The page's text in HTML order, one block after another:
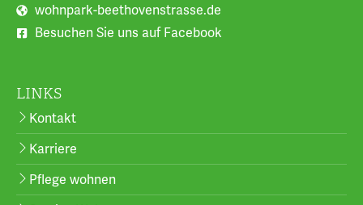
wohnpark-beethovenstrasse.de
Besuchen Sie uns auf Facebook
LINKS
Kontakt
Karriere
Pflege wohnen